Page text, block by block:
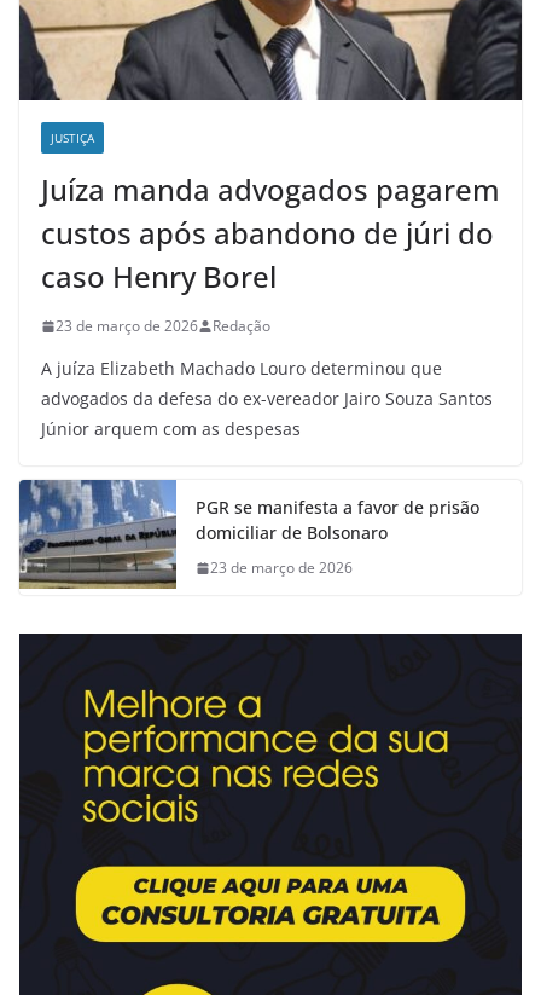
JUSTIÇA
Juíza manda advogados pagarem
custos após abandono de júri do
caso Henry Borel
23 de março de 2026 Redação
A juíza Elizabeth Machado Louro determinou que
advogados da defesa do ex-vereador Jairo Souza Santos
Júnior arquem com as despesas
PGR se manifesta a favor de prisão
domiciliar de Bolsonaro
23 de março de 2026